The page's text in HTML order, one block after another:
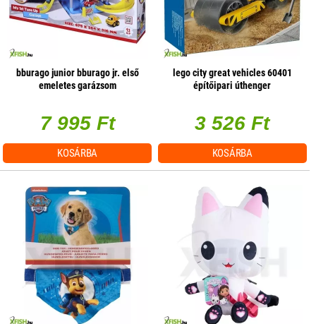
bburago junior bburago jr. első
emeletes garázsom
7 995 Ft
KOSÁRBA
lego city great vehicles 60401
építőipari úthenger
3 526 Ft
KOSÁRBA